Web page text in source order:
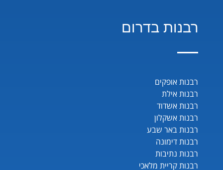
רבנות בדרום
רבנות אופקים
רבנות אילת
רבנות אשדוד
רבנות אשקלון
רבנות באר שבע
רבנות דימונה
רבנות נתיבות
רבנות קריית מלאכי